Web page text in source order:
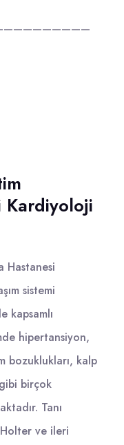
Kardiyoloji
Hastanesi
sistemi
kapsamlı
hipertansiyon,
bozuklukları, kalp
birçok
Tanı
ve ileri